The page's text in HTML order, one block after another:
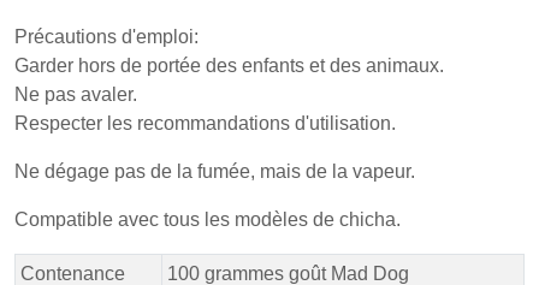
Précautions d'emploi:
Garder hors de portée des enfants et des animaux.
Ne pas avaler.
Respecter les recommandations d'utilisation.
Ne dégage pas de la fumée, mais de la vapeur.
Compatible avec tous les modèles de chicha.
Contenance
100 grammes goût Mad Dog